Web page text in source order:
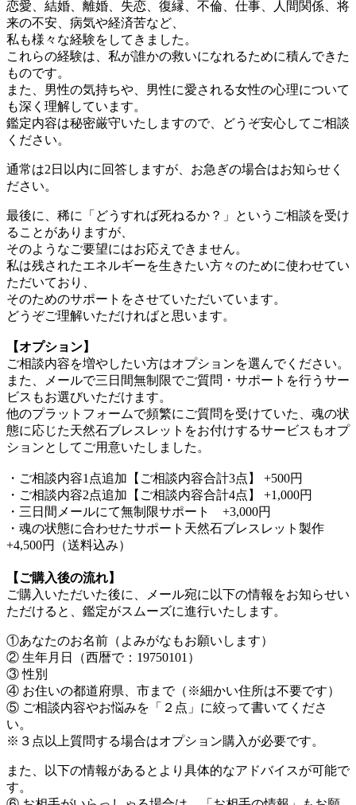
恋愛、結婚、離婚、失恋、復縁、不倫、仕事、人間関係、将
来の不安、病気や経済苦など、
私も様々な経験をしてきました。
これらの経験は、私が誰かの救いになれるために積んできた
ものです。
また、男性の気持ちや、男性に愛される女性の心理について
も深く理解しています。
鑑定内容は秘密厳守いたしますので、どうぞ安心してご相談
ください。
通常は2日以内に回答しますが、お急ぎの場合はお知らせく
ださい。
最後に、稀に「どうすれば死ねるか？」というご相談を受け
ることがありますが、
そのようなご要望にはお応えできません。
私は残されたエネルギーを生きたい方々のために使わせてい
ただいており、
そのためのサポートをさせていただいています。
どうぞご理解いただければと思います。
【オプション】
ご相談内容を増やしたい方はオプションを選んでください。
また、メールで三日間無制限でご質問・サポートを行うサー
ビスもお選びいただけます。
他のプラットフォームで頻繁にご質問を受けていた、魂の状
態に応じた天然石ブレスレットをお付けするサービスもオプ
ションとしてご用意いたしました。
・ご相談内容1点追加【ご相談内容合計3点】 +500円
・ご相談内容2点追加【ご相談内容合計4点】 +1,000円
・三日間メールにて無制限サポート +3,000円
・魂の状態に合わせたサポート天然石ブレスレット製作
+4,500円（送料込み）
【ご購入後の流れ】
ご購入いただいた後に、メール宛に以下の情報をお知らせい
ただけると、鑑定がスムーズに進行いたします。
①あなたのお名前（よみがなもお願いします）
② 生年月日（西暦で：19750101）
③ 性別
④ お住いの都道府県、市まで（※細かい住所は不要です）
⑤ ご相談内容やお悩みを「２点」に絞って書いてくださ
い。
※３点以上質問する場合はオプション購入が必要です。
また、以下の情報があるとより具体的なアドバイスが可能で
す。